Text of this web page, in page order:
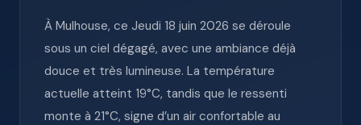
À Mulhouse, ce Jeudi 18 juin 2026 se déroule
sous un ciel dégagé, avec une ambiance déjà
douce et très lumineuse. La température
actuelle atteint 19°C, tandis que le ressenti
monte à 21°C, signe d’un air confortable au